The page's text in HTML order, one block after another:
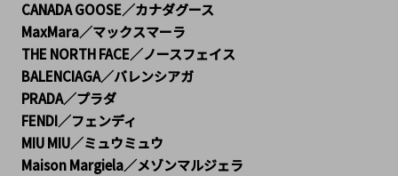
CANADA GOOSE／カナダグース
MaxMara／マックスマーラ
THE NORTH FACE／ノースフェイス
BALENCIAGA／バレンシアガ
PRADA／プラダ
FENDI／フェンディ
MIU MIU／ミュウミュウ
Maison Margiela／メゾンマルジェラ